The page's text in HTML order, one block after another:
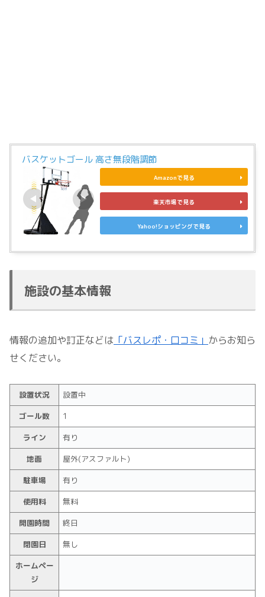
バスケットゴール 高さ無段階調節
Amazonで見る
楽天市場で見る
Yahoo!ショッピングで見る
施設の基本情報
情報の追加や訂正などは 「バスレポ・口コミ」 からお知ら
せください。
設置状況
設置中
ゴール数
1
ライン
有り
地面
屋外(アスファルト)
駐車場
有り
使用料
無料
開園時間
終日
閉園日
無し
ホームペー
ジ